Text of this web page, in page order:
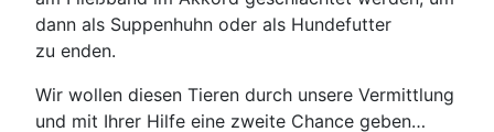
dann als Suppenhuhn oder als Hundefutter
zu enden.
Wir wollen diesen Tieren durch unsere Vermittlung
und mit Ihrer Hilfe eine zweite Chance geben…